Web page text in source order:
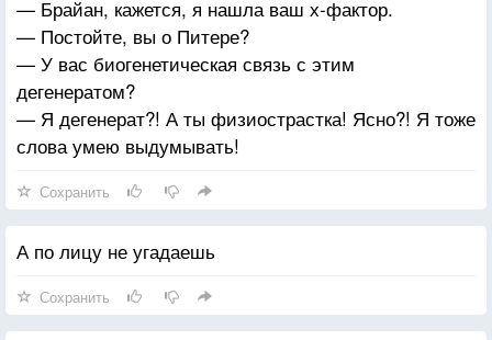
— Брайан, кажется, я нашла ваш х-фактор.
— Постойте, вы о Питере?
— У вас биогенетическая связь с этим
дегенератом?
— Я дегенерат?! А ты физиострастка! Ясно?! Я тоже
слова умею выдумывать!
Сохранить
А по лицу не угадаешь
Сохранить